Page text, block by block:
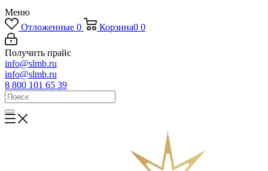
Меню
Отложенные 0 Корзина0 0
Получить прайс
info@slmb.ru
info@slmb.ru
8 800 101 65 39